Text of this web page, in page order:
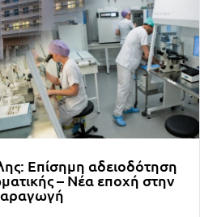
Επίσημη αδειοδότηση
– Νέα εποχή στην